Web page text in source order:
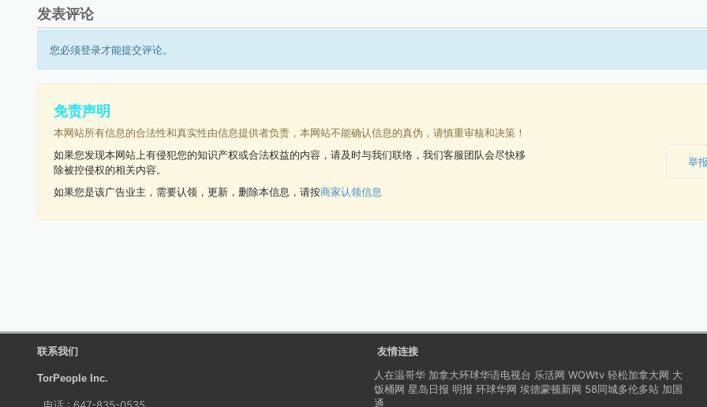
发表评论
您必须登录才能提交评论。
免责声明
本网站所有信息的合法性和真实性由信息提供者负责，本网站不能确认信息的真伪，请慎重审核和决策！
如果您发现本网站上有侵犯您的知识产权或合法权益的内容，请及时与我们联络，我们客服团队会尽快移
除被控侵权的相关内容。
举
如果您是该广告业主，需要认领，更新，删除本信息，请按商家认领信息
联系我们
TorPeople Inc.
友情连接
人在温哥华 加拿大环球华语电视台 乐活网 WOWtv 轻松加拿大网 大
饭桶网 星岛日报 明报 环球华网 埃德蒙顿新网 58同城多伦多站 加国
通